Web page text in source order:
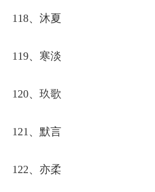
118、沐夏
119、寒淡
120、玖歌
121、默言
122、亦柔